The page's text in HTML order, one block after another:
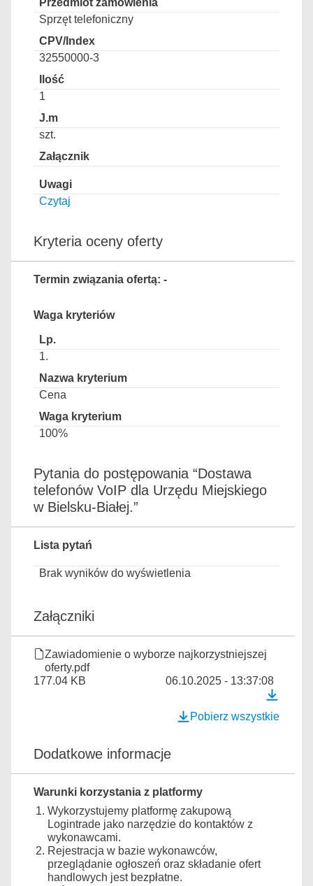
Sprzęt telefoniczny
32550000-3
1
szt.
Czytaj
Kryteria oceny oferty
Termin związania ofertą: -
Waga kryteriów
1.
Cena
100%
Pytania do postępowania “Dostawa
telefonów VoIP dla Urzędu Miejskiego
w Bielsku-Białej.”
Lista pytań
Brak wyników do wyświetlenia
Załączniki
Zawiadomienie o wyborze najkorzystniejszej
oferty.pdf
177.04 KB
06.10.2025 - 13:37:08
Pobierz wszystkie
Dodatkowe informacje
Warunki korzystania z platformy
Wykorzystujemy platformę zakupową
Logintrade jako narzędzie do kontaktów z
wykonawcami.
Rejestracja w bazie wykonawców,
przeglądanie ogłoszeń oraz składanie ofert
handlowych jest bezpłatne.